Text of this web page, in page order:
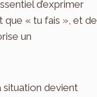
d’exprimer
que « tu fais », et de
un
situation devient